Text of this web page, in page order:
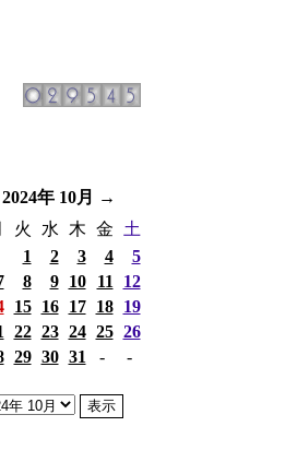
2024年 10月
→
火 水 木 金
土
1 2 3 4
5
8 9 10 11
12
15 16 17 18
19
22 23 24 25 26
29 30 31 - -